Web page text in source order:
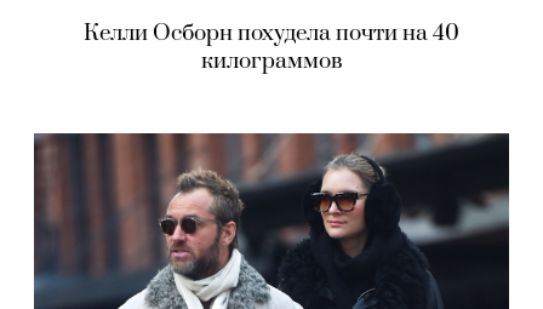
Келли Осборн похудела почти на 40
килограммов